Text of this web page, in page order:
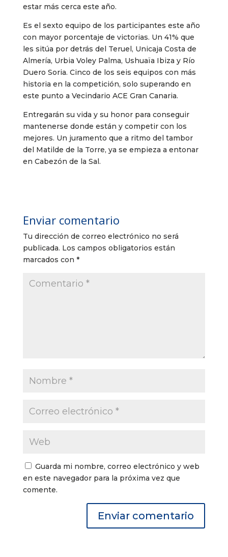
estar más cerca este año.
Es el sexto equipo de los participantes este año
con mayor porcentaje de victorias. Un 41% que
les sitúa por detrás del Teruel, Unicaja Costa de
Almería, Urbia Voley Palma, Ushuaïa Ibiza y Río
Duero Soria. Cinco de los seis equipos con más
historia en la competición, solo superando en
este punto a Vecindario ACE Gran Canaria.
Entregarán su vida y su honor para conseguir
mantenerse donde están y competir con los
mejores. Un juramento que a ritmo del tambor
del Matilde de la Torre, ya se empieza a entonar
en Cabezón de la Sal.
Enviar comentario
Tu dirección de correo electrónico no será
publicada. Los campos obligatorios están
marcados con *
Guarda mi nombre, correo electrónico y web
en este navegador para la próxima vez que
comente.